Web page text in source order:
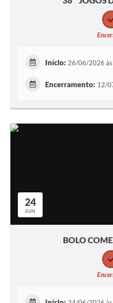
Início: 26/06/2026
Encerramento: 12/
24
JUN
BOLO